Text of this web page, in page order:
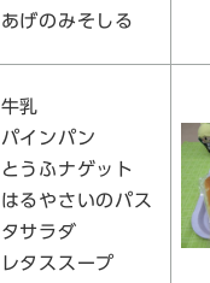
あげのみそしる
牛乳
パインパン
とうふナゲット
はるやさいのパス
タサラダ
レタススープ